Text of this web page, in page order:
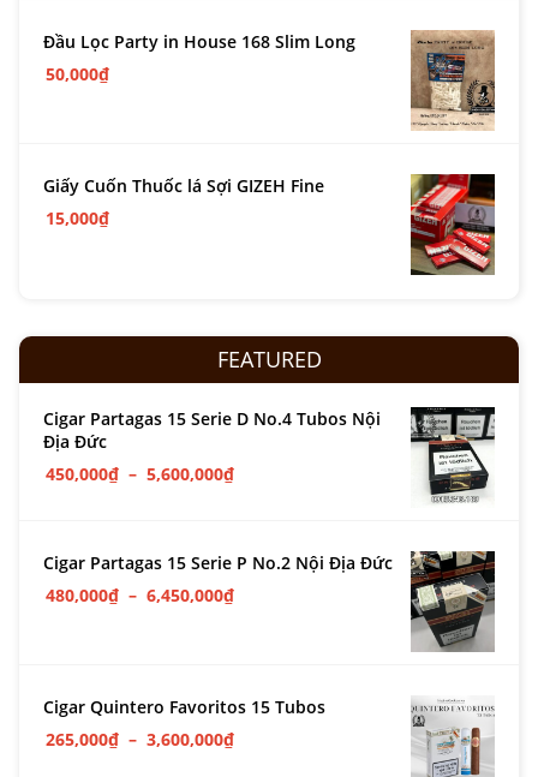
Đầu Lọc Party in House 168 Slim Long
50,000₫
Giấy Cuốn Thuốc lá Sợi GIZEH Fine
15,000₫
FEATURED
Cigar Partagas 15 Serie D No.4 Tubos Nội
Địa Đức
450,000₫ – 5,600,000₫
Cigar Partagas 15 Serie P No.2 Nội Địa Đức
480,000₫ – 6,450,000₫
Cigar Quintero Favoritos 15 Tubos
265,000₫ – 3,600,000₫